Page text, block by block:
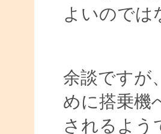
よいのでは
余談ですが
めに搭乗機
されるよう